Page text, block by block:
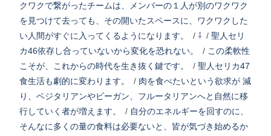
クワクで繋がったチームは、メンバーの１人が別のワクワク
を見つけて去っても、その開いたスペースに、ワクワクした
い人間がすぐに入ってくるようになります。
/ ⇩ / 聖人セリ
カ46依存し合っていないから変化を恐れない。
/ この柔軟性
こそが、これからの時代を生き抜く鍵です。
/ 聖人セリカ47
食生活も劇的に変わります。
/ 肉を食べたいという欲求が 減
り、ベジタリアンやビーガン、フルータリアンへと自然に移
行していく者が増えます。
/ 自分のエネルギーを回すのに、
そんなに多くの量の食料は必要ないと、皆が気づき始めるか